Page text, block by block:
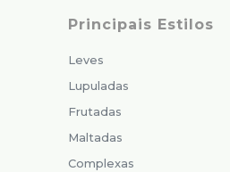
Principais Estilos
Leves
Lupuladas
Frutadas
Maltadas
Complexas